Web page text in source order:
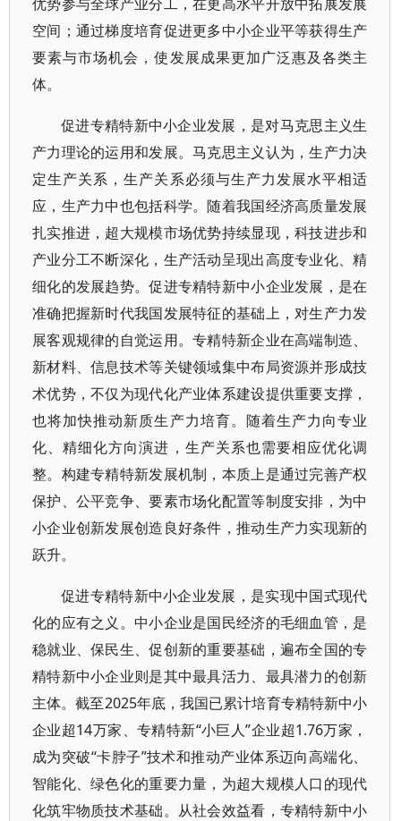
空间；通过梯度培育促进更多中小企业平等获得生产
要素与市场机会，使发展成果更加广泛惠及各类主
体。
促进专精特新中小企业发展，是对马克思主义生
产力理论的运用和发展。马克思主义认为，生产力决
定生产关系，生产关系必须与生产力发展水平相适
应，生产力中也包括科学。随着我国经济高质量发展
扎实推进，超大规模市场优势持续显现，科技进步和
产业分工不断深化，生产活动呈现出高度专业化、精
细化的发展趋势。促进专精特新中小企业发展，是在
准确把握新时代我国发展特征的基础上，对生产力发
展客观规律的自觉运用。专精特新企业在高端制造、
新材料、信息技术等关键领域集中布局资源并形成技
术优势，不仅为现代化产业体系建设提供重要支撑，
也将加快推动新质生产力培育。随着生产力向专业
化、精细化方向演进，生产关系也需要相应优化调
整。构建专精特新发展机制，本质上是通过完善产权
保护、公平竞争、要素市场化配置等制度安排，为中
小企业创新发展创造良好条件，推动生产力实现新的
跃升。
促进专精特新中小企业发展，是实现中国式现代
化的应有之义。中小企业是国民经济的毛细血管，是
稳就业、保民生、促创新的重要基础，遍布全国的专
精特新中小企业则是其中最具活力、最具潜力的创新
主体。截至2025年底，我国已累计培育专精特新中小
企业超14万家、专精特新“小巨人”企业超1.76万家，
成为突破“卡脖子”技术和推动产业体系迈向高端化、
智能化、绿色化的重要力量，为超大规模人口的现代
化筑牢物质技术基础。从社会效益看，专精特新中小